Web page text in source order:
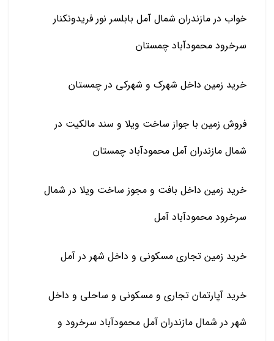
خواب در مازندران شمال آمل بابلسر نور فریدونکنار
سرخرود محمودآباد چمستان
خرید زمین داخل شهرک و شهرکی در چمستان
فروش زمین با جواز ساخت ویلا و سند مالکیت در
شمال مازندران آمل محمودآباد چمستان
خرید زمین داخل بافت و مجوز ساخت ویلا در شمال
سرخرود محمودآباد آمل
خرید زمین تجاری مسکونی و داخل شهر در آمل
خرید آپارتمان تجاری و مسکونی و ساحلی و داخل
شهر در شمال مازندران آمل محمودآباد سرخرود و